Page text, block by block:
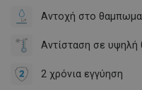
Αντοχή στο
Αντίσταση σε υψηλή
2 χρόνια εγγύηση